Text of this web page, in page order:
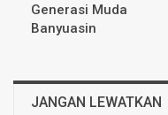
Generasi Muda
Banyuasin
JANGAN LEWATKAN